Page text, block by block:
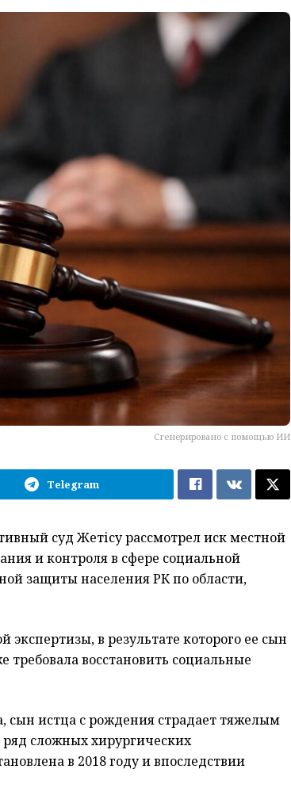
Сгенерировано с помощью ИИ
Telegram
суд Жетісу рассмотрел иск местной
и контроля в сфере социальной
защиты населения РК по области,
в результате которого ее сын
требовала восстановить социальные
сын истца с рождения страдает тяжелым
сложных хирургических
в 2018 году и впоследствии